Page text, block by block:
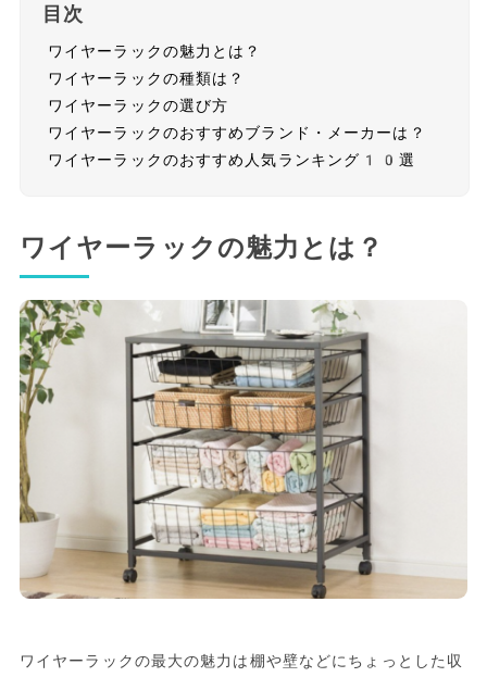
目次
ワイヤーラックの魅力とは？
ワイヤーラックの種類は？
ワイヤーラックの選び方
ワイヤーラックのおすすめブランド・メーカーは？
ワイヤーラックのおすすめ人気ランキング10選
ワイヤーラックの魅力とは？
ワイヤーラックの最大の魅力は棚や壁などにちょっとした収